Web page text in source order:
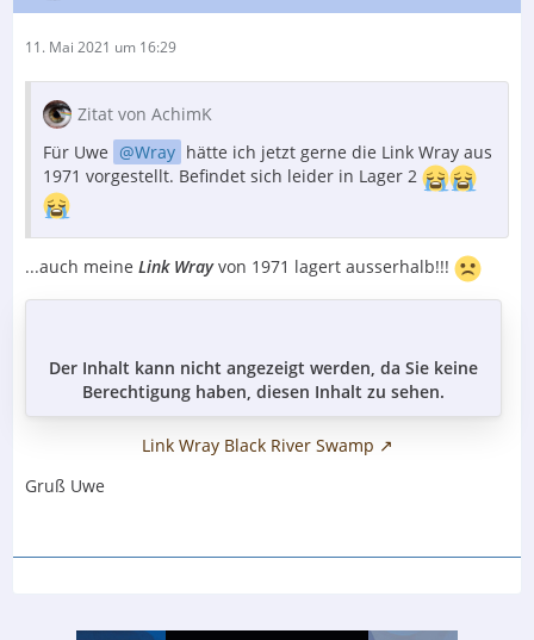
11. Mai 2021 um 16:29
Zitat von AchimK
Für Uwe
Wray hätte ich jetzt gerne die Link Wray aus
1971 vorgestellt. Befindet sich leider in Lager 2
...auch meine Link Wrayvon 1971 lagert ausserhalb!!!
Der Inhalt kann nicht angezeigt werden, da Sie keine
Berechtigung haben, diesen Inhalt zu sehen.
Link Wray Black River Swamp
Gruß Uwe